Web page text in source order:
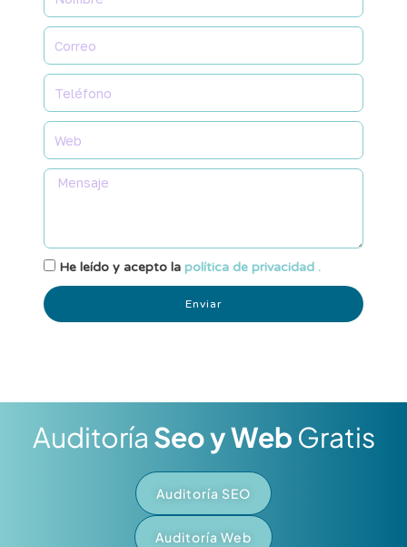
He leído y acepto la política de privacidad .
Enviar
Auditoría Seo y Web Gratis
Auditoría SEO
Auditoría Web